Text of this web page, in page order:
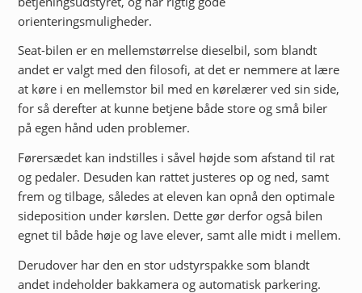
orienteringsmuligheder.
Seat-bilen er en mellemstørrelse dieselbil, som blandt
andet er valgt med den filosofi, at det er nemmere at lære
at køre i en mellemstor bil med en kørelærer ved sin side,
for så derefter at kunne betjene både store og små biler
på egen hånd uden problemer.
Førersædet kan indstilles i såvel højde som afstand til rat
og pedaler. Desuden kan rattet justeres op og ned, samt
frem og tilbage, således at eleven kan opnå den optimale
sideposition under kørslen. Dette gør derfor også bilen
egnet til både høje og lave elever, samt alle midt i mellem.
Derudover har den en stor udstyrspakke som blandt
andet indeholder bakkamera og automatisk parkering.